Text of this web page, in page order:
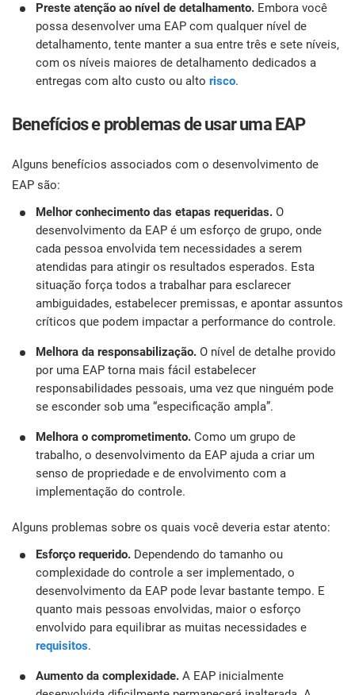
Preste atenção ao nível de detalhamento. Embora você
possa desenvolver uma EAP com qualquer nível de
detalhamento, tente manter a sua entre três e sete níveis,
com os níveis maiores de detalhamento dedicados a
entregas com alto custo ou alto risco.
Benefícios e problemas de usar uma EAP
Alguns benefícios associados com o desenvolvimento de
EAP são:
Melhor conhecimento das etapas requeridas. O
desenvolvimento da EAP é um esforço de grupo, onde
cada pessoa envolvida tem necessidades a serem
atendidas para atingir os resultados esperados. Esta
situação força todos a trabalhar para esclarecer
ambiguidades, estabelecer premissas, e apontar assuntos
críticos que podem impactar a performance do controle.
Melhora da responsabilização. O nível de detalhe provido
por uma EAP torna mais fácil estabelecer
responsabilidades pessoais, uma vez que ninguém pode
se esconder sob uma “especificação ampla”.
Melhora o comprometimento. Como um grupo de
trabalho, o desenvolvimento da EAP ajuda a criar um
senso de propriedade e de envolvimento com a
implementação do controle.
Alguns problemas sobre os quais você deveria estar atento:
Esforço requerido. Dependendo do tamanho ou
complexidade do controle a ser implementado, o
desenvolvimento da EAP pode levar bastante tempo. E
quanto mais pessoas envolvidas, maior o esforço
envolvido para equilibrar as muitas necessidades e
requisitos.
Aumento da complexidade. A EAP inicialmente